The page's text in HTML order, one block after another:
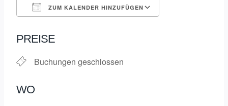
ZUM KALENDER HINZUFÜGEN
PREISE
Buchungen geschlossen
WO